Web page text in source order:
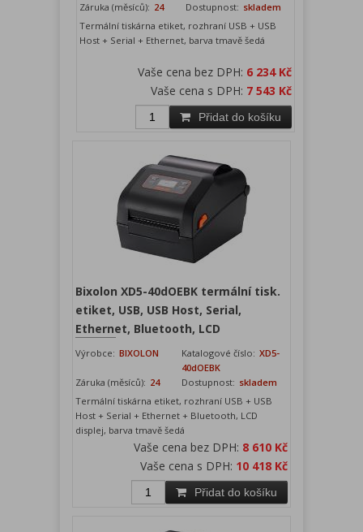
Záruka (měsíců): 24 Dostupnost: skladem
Termální tiskárna etiket, rozhraní USB + USB
Host + Serial + Ethernet, barva tmavě šedá
Vaše cena bez DPH: 6 234 Kč
Vaše cena s DPH: 7 543 Kč
Přidat do košíku
Bixolon XD5-40dOEBK termální tisk.
etiket, USB, USB Host, Serial,
Ethernet, Bluetooth, LCD
Výrobce: BIXOLON Katalogové číslo: XD5-
40dOEBK
Záruka (měsíců): 24 Dostupnost: skladem
Termální tiskárna etiket, rozhraní USB + USB
Host + Serial + Ethernet + Bluetooth, LCD
displej, barva tmavě šedá
Vaše cena bez DPH: 8 610 Kč
Vaše cena s DPH: 10 418 Kč
Přidat do košíku